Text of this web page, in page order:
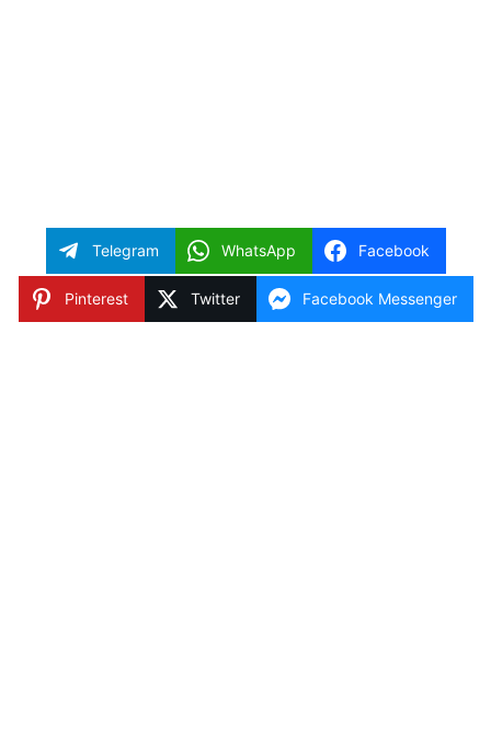
Telegram WhatsApp Facebook
Pinterest Twitter Facebook Messenger